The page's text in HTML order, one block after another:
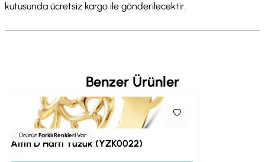
kutusunda ücretsiz kargo ile gönderilecektir.
Benzer Ürünler
ÜrününFarklı RenkleriVar
Altın D Harfi Yüzük (YZK0022)